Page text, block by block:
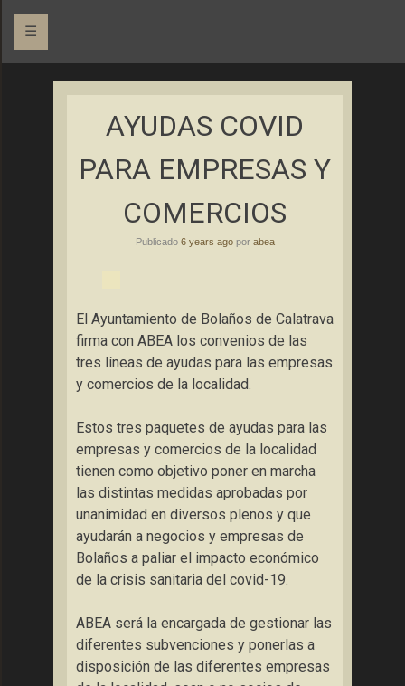
☰
ABEA
AYUDAS COVID
PARA EMPRESAS Y
COMERCIOS
Publicado 6 years agopor abea
El Ayuntamiento de Bolaños de Calatrava
firma con ABEA los convenios de las
tres líneas de ayudas para las empresas
y comercios de la localidad.
Estos tres paquetes de ayudas para las
empresas y comercios de la localidad
tienen como objetivo poner en marcha
las distintas medidas aprobadas por
unanimidad en diversos plenos y que
ayudarán a negocios y empresas de
Bolaños a paliar el impacto económico
de la crisis sanitaria del covid-19.
ABEA será la encargada de gestionar las
diferentes subvenciones y ponerlas a
disposición de las diferentes empresas